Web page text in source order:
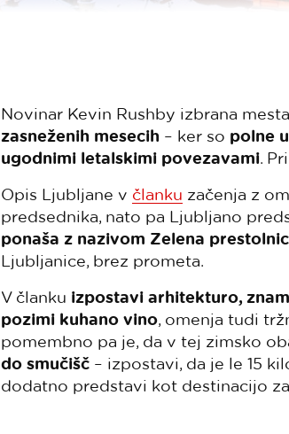
Novinar Kevin Rushby izbrana
zasneženih mesecih – ker so polne
ugodnimi letalskimi povezavami.
Opis Ljubljane v članku začenja z
predsednika, nato pa Ljubljano
ponaša z nazivom Zelena
Ljubljanice, brez prometa.
V članku izpostavi arhitekturo,
pozimi kuhano vino, omenja tudi
pomembno pa je, da v tej zimsko
do smučišč – izpostavi, da je le 15
dodatno predstavi kot destinacijo